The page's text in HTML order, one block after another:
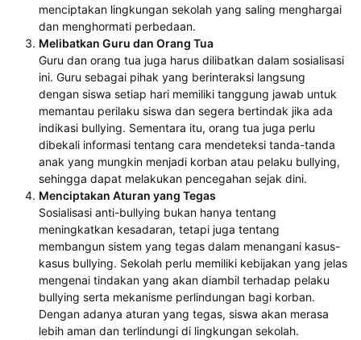
menciptakan lingkungan sekolah yang saling menghargai
dan menghormati perbedaan.
Melibatkan Guru dan Orang Tua
Guru dan orang tua juga harus dilibatkan dalam sosialisasi
ini. Guru sebagai pihak yang berinteraksi langsung
dengan siswa setiap hari memiliki tanggung jawab untuk
memantau perilaku siswa dan segera bertindak jika ada
indikasi bullying. Sementara itu, orang tua juga perlu
dibekali informasi tentang cara mendeteksi tanda-tanda
anak yang mungkin menjadi korban atau pelaku bullying,
sehingga dapat melakukan pencegahan sejak dini.
Menciptakan Aturan yang Tegas
Sosialisasi anti-bullying bukan hanya tentang
meningkatkan kesadaran, tetapi juga tentang
membangun sistem yang tegas dalam menangani kasus-
kasus bullying. Sekolah perlu memiliki kebijakan yang jelas
mengenai tindakan yang akan diambil terhadap pelaku
bullying serta mekanisme perlindungan bagi korban.
Dengan adanya aturan yang tegas, siswa akan merasa
lebih aman dan terlindungi di lingkungan sekolah.